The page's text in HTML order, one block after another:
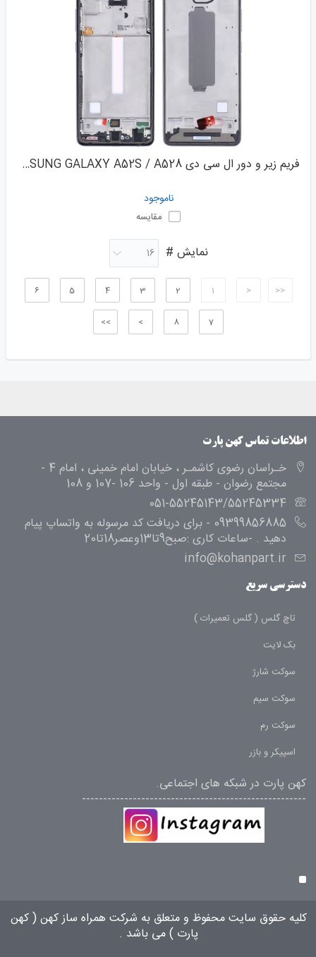
فریم زیر و دور ال سی دی SAMSUNG GALAXY A52S / A528
ناموجود
مقایسه
نمایش #
<<
<
1
2
3
4
5
6
7
8
>
>>
اطلاعات تماس کهن پارت
خـراسان رضوی کاشمـر ، خیابان امام خمینی ، امام 4 -
مجتمع رضوان - طبقه اول - واحد 106 -107 و 108
051-55245143/55245334
09399856885 - برای دریافت کد مرسوله به واتساپ پیام
دهید . -ساعات کاری :صبح9تا13وعصر18تا20
info@kohanpart.ir
دسترسی سریع
تاچ گلس ( گلس تعمیرات )
بک لایت
سوکت شارژ
سوکت سیم
سوکت رم
اسپیکر و بازر
کهن پارت در شبکه های اجتماعی.
-----------------------------------------------------
کلیه حقوق سایت محفوظ و متعلق به شرکت همراه ساز کهن (کهن
پارت) می باشد .